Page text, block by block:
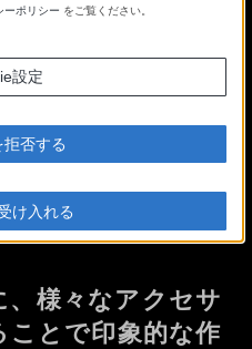
ォト・前撮
様々なアクセサ
ことで印象的な作
ーポリシー をご覧ください。
設定
否する
け入れる